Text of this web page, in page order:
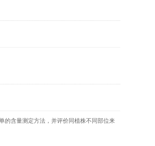
的含量测定方法，并评价同植株不同部位来